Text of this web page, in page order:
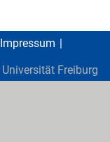
Impressum
Universität Freiburg